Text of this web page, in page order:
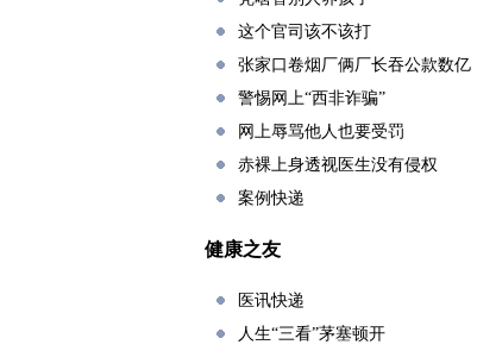
这个官司该不该打
张家口卷烟厂俩厂长吞公款数亿
警惕网上“西非诈骗”
网上辱骂他人也要受罚
赤裸上身透视医生没有侵权
案例快递
健康之友
医讯快递
人生“三看”茅塞顿开